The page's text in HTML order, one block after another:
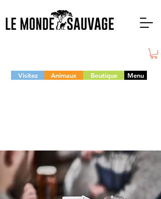
Visitez Animaux Boutique Menu